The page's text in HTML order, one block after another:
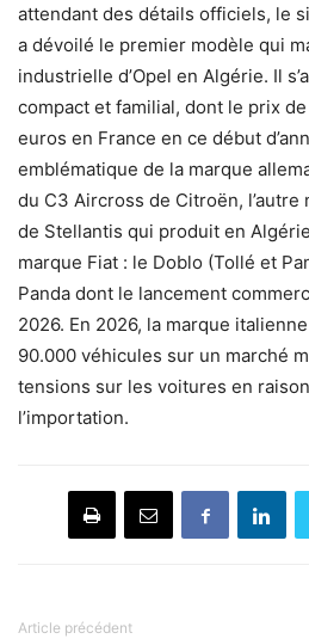
attendant des détails officiels, le
a dévoilé le premier modèle qui
industrielle d’Opel en Algérie. Il
compact et familial, dont le prix
euros en France en ce début
emblématique de la marque
du C3 Aircross de Citroën,
de Stellantis qui produit en
marque Fiat : le Doblo (Tollé et
Panda dont le lancement
2026. En 2026, la marque
90.000 véhicules sur un marché
tensions sur les voitures en
l’importation.
Article précédent